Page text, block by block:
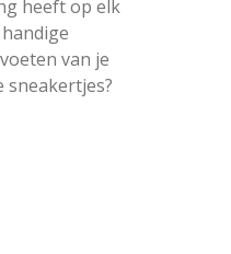
heeft op elk
van je
sneakertjes?